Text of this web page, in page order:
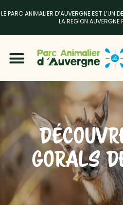
LE PARC ANIMALIER D’AUVERGNE EST L’UN
LA REGION AUVERGNE
GORALS